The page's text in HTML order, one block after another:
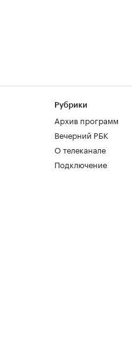
Рубрики
Архив программ
Вечерний РБК
О телеканале
Подключение